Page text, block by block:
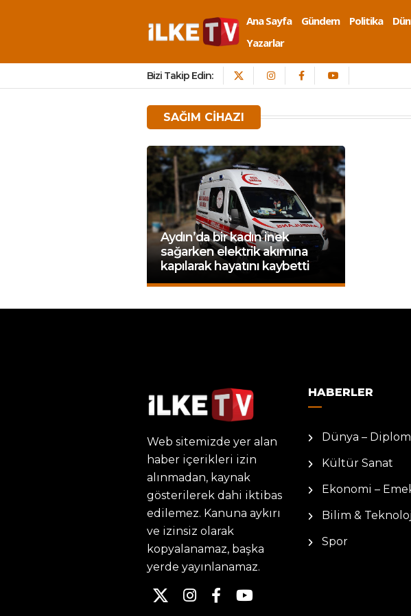
Ana Sayfa Gündem Politika
Yazarlar
Bizi Takip Edin:
SAĞIM CIHAZI
Aydın’da bir kadın inek
sağarken elektrik akımına
kapılarak hayatını kaybetti
Web sitemizde yer alan
haber içerikleri izin
alınmadan, kaynak
gösterilerek dahi iktibas
edilemez. Kanuna aykırı
ve izinsiz olarak
kopyalanamaz, başka
yerde yayınlanamaz.
HABERLER
Dünya –
Kültür Sanat
Ekonomi –
Bilim &
Spor